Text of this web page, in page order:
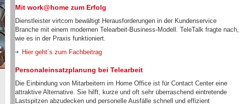
Mit work@home zum Erfolg
Dienstleister virtcom bewältigt Herausforderungen in der Kundenservice
Branche mit einem modernen Telearbeit-Business-Modell. TeleTalk fragte nach,
wie es in der Praxis funktioniert.
Hier geht´s zum Fachbeitrag
Personaleinsatzplanung bei Telearbeit
Die Einbindung von Mitarbeitern im Home Office ist für Contact Center eine
attraktive Alternative. Sie hilft, kurze und oft sehr überraschend eintretende
Lastspitzen abzudecken und personelle Ausfälle schnell und effizient